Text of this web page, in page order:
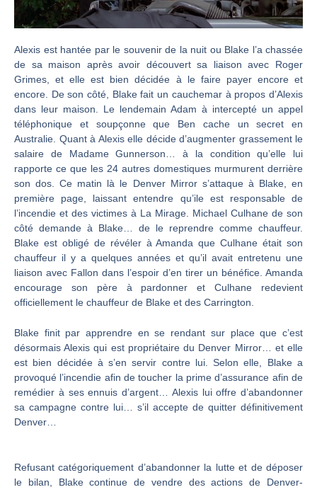
Alexis est hantée par le souvenir de la nuit ou Blake l’a chassée
de sa maison après avoir découvert sa liaison avec Roger
Grimes, et elle est bien décidée à le faire payer encore et
encore. De son côté, Blake fait un cauchemar à propos d’Alexis
dans leur maison. Le lendemain Adam à intercepté un appel
téléphonique et soupçonne que Ben cache un secret en
Australie. Quant à Alexis elle décide d’augmenter grassement le
salaire de Madame Gunnerson… à la condition qu’elle lui
rapporte ce que les 24 autres domestiques murmurent derrière
son dos. Ce matin là le Denver Mirror s’attaque à Blake, en
première page, laissant entendre qu’ile est responsable de
l’incendie et des victimes à La Mirage. Michael Culhane de son
côté demande à Blake… de le reprendre comme chauffeur.
Blake est obligé de révéler à Amanda que Culhane était son
chauffeur il y a quelques années et qu’il avait entretenu une
liaison avec Fallon dans l’espoir d’en tirer un bénéfice. Amanda
encourage son père à pardonner et Culhane redevient
officiellement le chauffeur de Blake et des Carrington.
Blake finit par apprendre en se rendant sur place que c’est
désormais Alexis qui est propriétaire du Denver Mirror… et elle
est bien décidée à s’en servir contre lui. Selon elle, Blake a
provoqué l’incendie afin de toucher la prime d’assurance afin de
remédier à ses ennuis d’argent… Alexis lui offre d’abandonner
sa campagne contre lui… s’il accepte de quitter définitivement
Denver…
Refusant catégoriquement d’abandonner la lutte et de déposer
le bilan, Blake continue de vendre des actions de Denver-